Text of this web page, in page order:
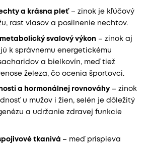
a krásna pleť– zinok je kľúčový
rast vlasov a posilnenie nechtov.
svalový výkon – zinok aj
k správnemu energetickému
a bielkovín, meď tiež
železa, čo ocenia športovci.
a hormonálnej rovnováhy– zinok
u mužov i žien, selén je dôležitý
a udržanie zdravej funkcie
tkanivá – meď prispieva